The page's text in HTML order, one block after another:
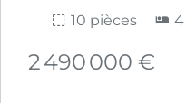
10 pièces
2 490 000 €